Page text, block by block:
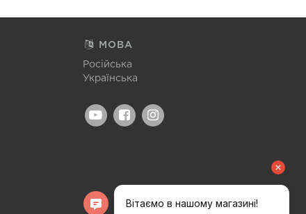
МОВА
Російська
Українська